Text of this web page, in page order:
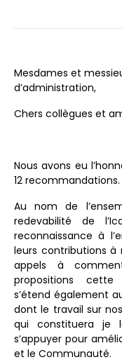
Mesdames et
d’administration,
Chers collègues et
Nous avons eu
12 recommandations.
Au nom de
redevabilité de
reconnaissance à
leurs contributions à
appels à
propositions cette
s’étend également
dont le travail sur
qui constituera je
s’appuyer pour
et le Communauté.